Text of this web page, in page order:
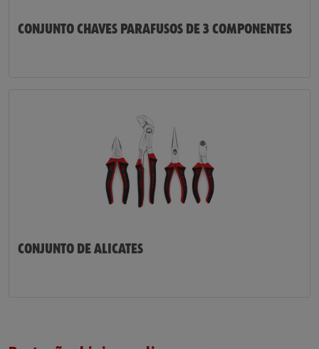
CONJUNTO CHAVES PARAFUSOS DE 3 COMPONENTES
CONJUNTO DE ALICATES